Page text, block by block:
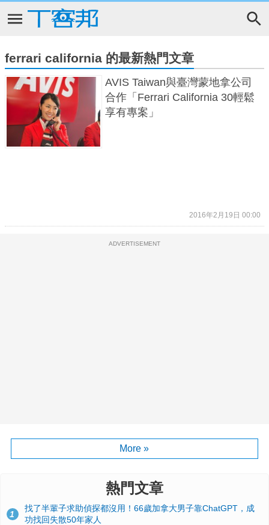
ferrari california 的最新熱門文章
AVIS Taiwan與臺灣蒙地拿公司
合作「Ferrari California 30輕鬆
享有專案」
2016年2月19日 00:00
ADVERTISEMENT
More »
熱門文章
1
找了半輩子求助偵探都沒用！66歲加拿大男子靠ChatGPT，成
功找回失散50年家人